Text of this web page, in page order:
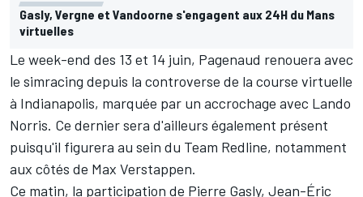
Gasly, Vergne et Vandoorne s'engagent aux 24H du Mans
virtuelles
Le week-end des 13 et 14 juin, Pagenaud renouera avec
le simracing depuis la controverse de la course virtuelle
à Indianapolis, marquée par un accrochage avec Lando
Norris. Ce dernier sera d'ailleurs également présent
puisqu'il figurera au sein du Team Redline, notamment
aux côtés de Max Verstappen.
Ce matin, la participation de Pierre Gasly, Jean-Éric